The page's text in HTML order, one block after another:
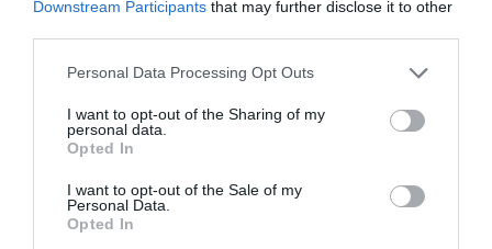
Downstream Participants that may further disclose it to other
Personal Data Processing Opt Outs
I want to opt-out of the Sharing of my
personal data.
Opted In
I want to opt-out of the Sale of my
Personal Data.
Opted In
Författare:Henrik
Mattsson
Jag är matskribent samt kock
med en fil. kand i
Måltidsvetenskap från
restauranghögskolan i Grythyttan. På denna sida